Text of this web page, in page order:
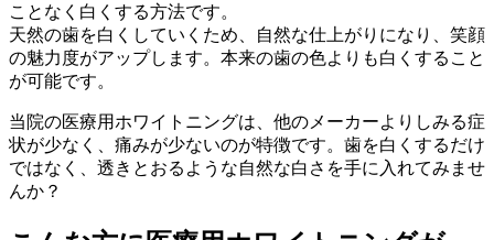
ことなく白くする方法です。
天然の歯を白くしていくため、自然な仕上がりになり、笑顔
の魅力度がアップします。本来の歯の色よりも白くすること
が可能です。
当院の医療用ホワイトニングは、他のメーカーよりしみる症
状が少なく、痛みが少ないのが特徴です。歯を白くするだけ
ではなく、透きとおるような自然な白さを手に入れてみませ
んか？